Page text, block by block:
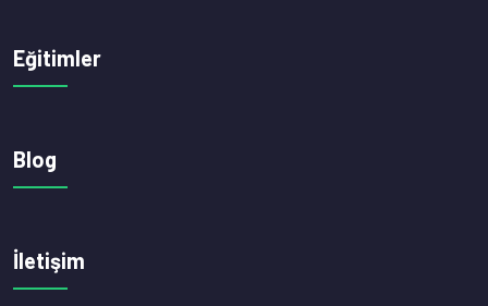
Eğitimler
Blog
İletişim